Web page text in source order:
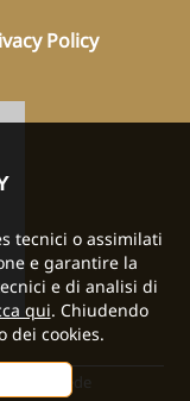
Policy
della Fede
tecnici o assimilati
e garantire la
e di analisi di
qui. Chiudendo
dei cookies.